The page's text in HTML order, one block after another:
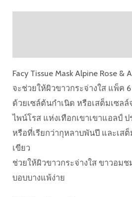
Facy Tissue Mask Alpine Rose
จะช่วยให้ผิวขาวกระจ่างใส แพ็ค
ด้วยเซล์ต้นกำเนิด หรือเสต็มเซล
ไพน์โรส แห่งเทือกเขาเขาแอลป์
หรือที่เรียกว่ากุหลาบพันปี และเส
เขียว
ช่วยให้ผิวขาวกระจ่างใส ขาวอมช
บอบบางแพ้ง่าย